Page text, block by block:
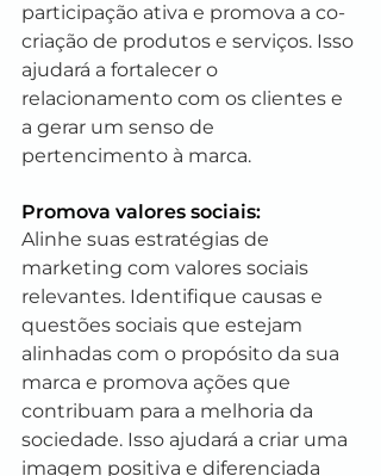
participação ativa e promova a co-
criação de produtos e serviços. Isso
ajudará a fortalecer o
relacionamento com os clientes e
a gerar um senso de
pertencimento à marca.
Promova valores sociais:
Alinhe suas estratégias de
marketing com valores sociais
relevantes. Identifique causas e
questões sociais que estejam
alinhadas com o propósito da sua
marca e promova ações que
contribuam para a melhoria da
sociedade. Isso ajudará a criar uma
imagem positiva e diferenciada